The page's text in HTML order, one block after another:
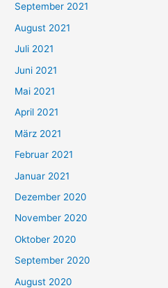
n
n
a
c
h
:
September 2021
August 2021
Juli 2021
Juni 2021
Mai 2021
April 2021
März 2021
Februar 2021
Januar 2021
Dezember 2020
November 2020
Oktober 2020
September 2020
August 2020